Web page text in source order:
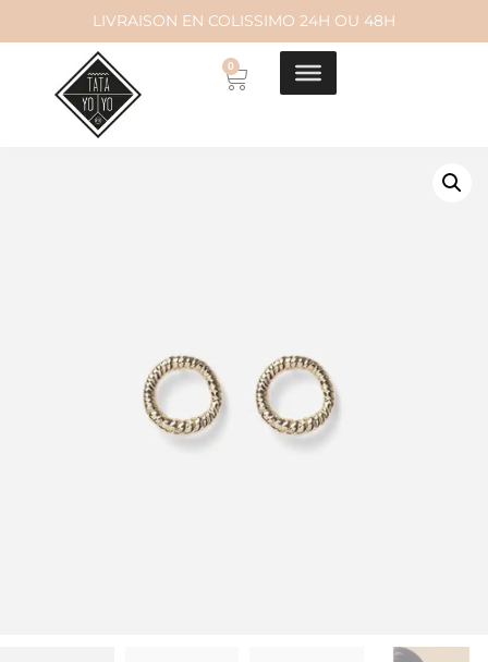
contenu
LIVRAISON EN COLISSIMO 24H OU 48H
0